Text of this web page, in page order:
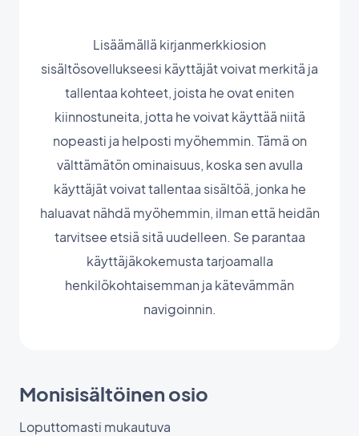
Lisäämällä kirjanmerkkiosion
sisältösovellukseesi käyttäjät voivat merkitä ja
tallentaa kohteet, joista he ovat eniten
kiinnostuneita, jotta he voivat käyttää niitä
nopeasti ja helposti myöhemmin. Tämä on
välttämätön ominaisuus, koska sen avulla
käyttäjät voivat tallentaa sisältöä, jonka he
haluavat nähdä myöhemmin, ilman että heidän
tarvitsee etsiä sitä uudelleen. Se parantaa
käyttäjäkokemusta tarjoamalla
henkilökohtaisemman ja kätevämmän
navigoinnin.
Monisisältöinen osio
Loputtomasti mukautuva